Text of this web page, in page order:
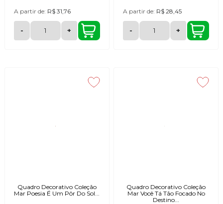
A partir de: R$ 31,76
- +
A partir de: R$ 28,45
- +
Quadro Decorativo Coleção
Mar Poesia É Um Pôr Do Sol...
Quadro Decorativo Coleção
Mar Você Tá Tão Focado No
Destino...